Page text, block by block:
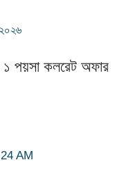
পয়সা কলরেট অফার
AM